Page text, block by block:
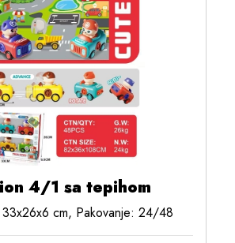
4/1 sa tepihom
cm, Pakovanje: 24/48